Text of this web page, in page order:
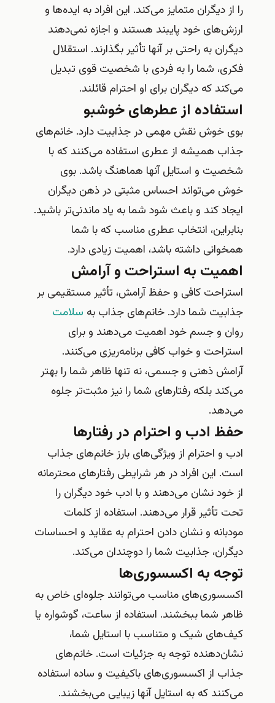
را از دیگران متمایز می‌کند. این افراد به ایده‌ها و
ارزش‌های خود پایبند هستند و اجازه نمی‌دهند
دیگران به راحتی بر آنها تأثیر بگذارند. استقلال
فکری، شما را به فردی با شخصیت قوی تبدیل
می‌کند که دیگران برای او احترام قائلند.
استفاده از عطرهای خوشبو
بوی خوش نقش مهمی در جذابیت دارد. خانم‌های
جذاب همیشه از عطری استفاده می‌کنند که با
شخصیت و استایل آنها هماهنگ باشد. بوی
خوش می‌تواند احساس مثبتی در ذهن دیگران
ایجاد کند و باعث شود شما به یاد ماندنی‌تر باشید.
بنابراین، انتخاب عطری مناسب که با شما
همخوانی داشته باشد، اهمیت زیادی دارد.
اهمیت به استراحت و آرامش
استراحت کافی و حفظ آرامش، تأثیر مستقیمی بر
جذابیت شما دارد. خانم‌های جذاب به سلامت
روان و جسم خود اهمیت می‌دهند و برای
استراحت و خواب کافی برنامه‌ریزی می‌کنند.
آرامش ذهنی و جسمی، نه تنها ظاهر شما را بهتر
می‌کند بلکه رفتارهای شما را نیز مثبت‌تر جلوه
می‌دهد.
حفظ ادب و احترام در رفتارها
ادب و احترام از ویژگی‌های بارز خانم‌های جذاب
است. این افراد در هر شرایطی رفتارهای محترمانه
از خود نشان می‌دهند و با ادب خود دیگران را
تحت تأثیر قرار می‌دهند. استفاده از کلمات
مودبانه و نشان دادن احترام به عقاید و احساسات
دیگران، جذابیت شما را دوچندان می‌کند.
توجه به اکسسوری‌ها
اکسسوری‌های مناسب می‌توانند جلوه‌ای خاص به
ظاهر شما ببخشند. استفاده از ساعت، گوشواره یا
کیف‌های شیک و متناسب با استایل شما،
نشان‌دهنده توجه به جزئیات است. خانم‌های
جذاب از اکسسوری‌های باکیفیت و ساده استفاده
می‌کنند که به استایل آنها زیبایی می‌بخشند.